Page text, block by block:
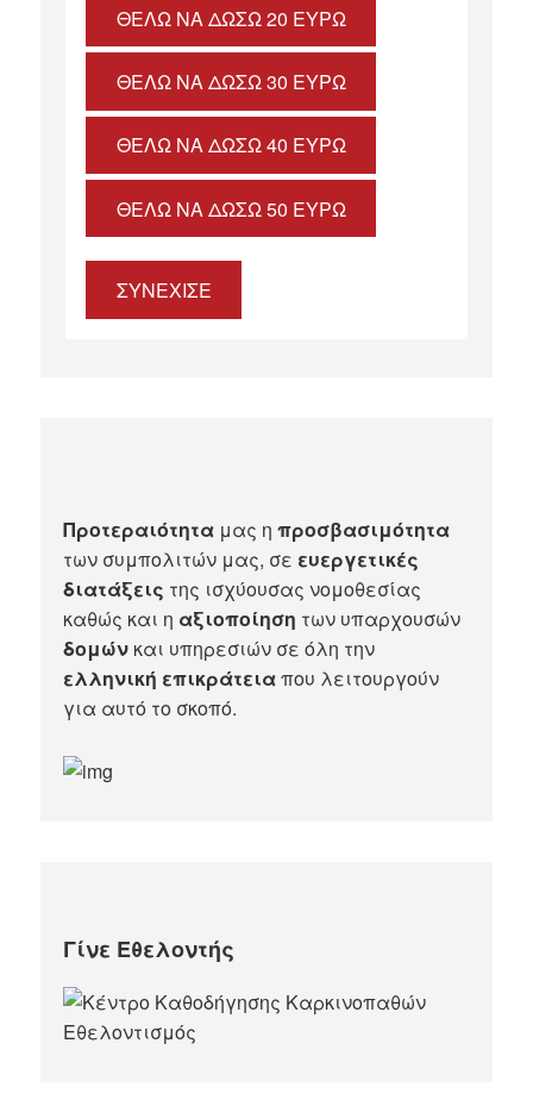
ΘΈΛΩ ΝΑ ΔΏΣΩ 20 ΕΥΡΏ
ΘΈΛΩ ΝΑ ΔΏΣΩ 30 ΕΥΡΏ
ΘΈΛΩ ΝΑ ΔΏΣΩ 40 ΕΥΡΏ
ΘΈΛΩ ΝΑ ΔΏΣΩ 50 ΕΥΡΏ
ΣΥΝΕΧΙΣΕ
Προτεραιότητα μας ηπροσβασιμότητα
των συμπολιτών μας, σε ευεργετικές
διατάξεις της ισχύουσας νομοθεσίας
καθώς και η αξιοποίηση των υπαρχουσών
δομών και υπηρεσιών σε όλη την
ελληνική επικράτειαπου λειτουργούν
για αυτό το σκοπό.​
Γίνε Εθελοντής